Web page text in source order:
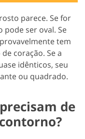
parece. Se for
pode ser oval. Se
tem
coração. Se a
idênticos, seu
ou quadrado.
de